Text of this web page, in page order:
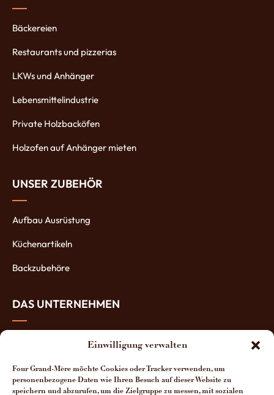
Einwilligung verwalten
Four Grand-Mère möchte Cookies oder Tracker verwenden, um
personenbezogene Daten wie Ihren Besuch auf dieser Website zu
speichern und abzurufen, um die Zielgruppe zu messen, mit sozialen
Bäckereien
Restaurants und pizzerias
LKWs und Anhänger
Lebensmittelindustrie
Private Holzbacköfen
Holzofen auf Anhänger mieten
UNSER ZUBEHÖR
Aufbau Ausrüstung
Küchenartikeln
Backzubehöre
DAS UNTERNEHMEN
Die Öfen-Herstellung
Die Vorteile unserer Öfen